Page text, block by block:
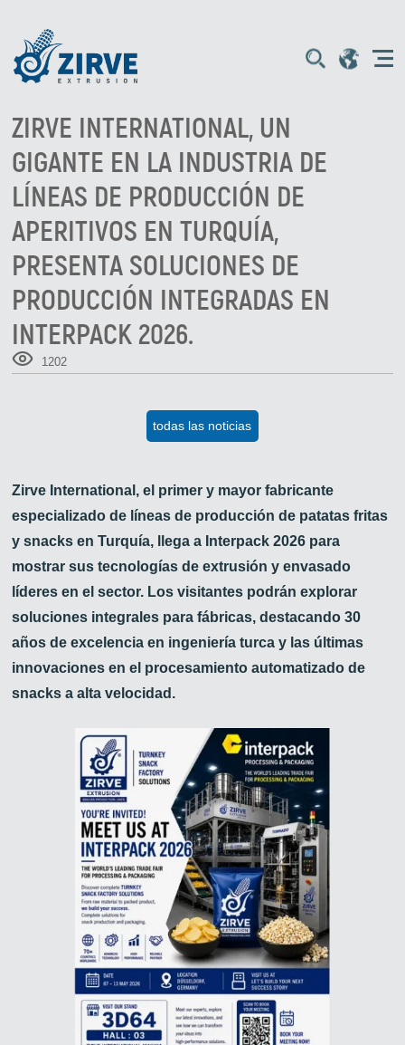
ZIRVE INTERNATIONAL, UN
GIGANTE EN LA INDUSTRIA DE
LÍNEAS DE PRODUCCIÓN DE
APERITIVOS EN TURQUÍA,
PRESENTA SOLUCIONES DE
PRODUCCIÓN INTEGRADAS EN
INTERPACK 2026.
1202
todas las noticias
Zirve International, el primer y mayor fabricante
especializado de líneas de producción de patatas fritas
y snacks en Turquía, llega a Interpack 2026 para
mostrar sus tecnologías de extrusión y envasado
líderes en el sector. Los visitantes podrán explorar
soluciones integrales para fábricas, destacando 30
años de excelencia en ingeniería turca y las últimas
innovaciones en el procesamiento automatizado de
snacks a alta velocidad.